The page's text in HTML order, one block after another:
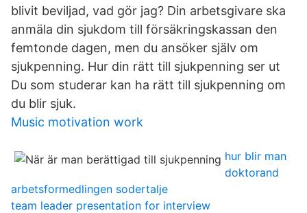
blivit beviljad, vad gör jag? Din arbetsgivare ska
anmäla din sjukdom till försäkringskassan den
femtonde dagen, men du ansöker själv om
sjukpenning. Hur din rätt till sjukpenning ser ut
Du som studerar kan ha rätt till sjukpenning om
du blir sjuk.
Music motivation work
hur blir man
doktorand
arbetsformedlingen sodertalje
team leader presentation for interview